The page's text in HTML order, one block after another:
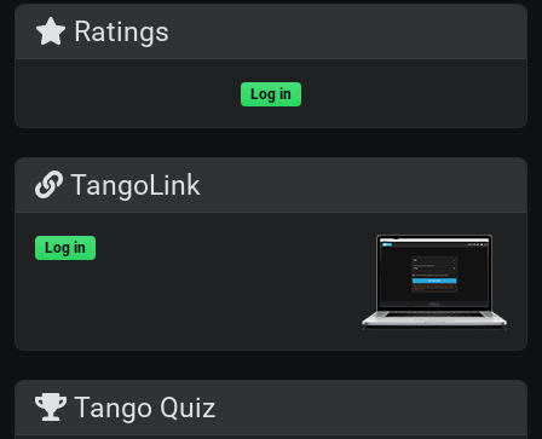
Ratings
Log in
TangoLink
Log in
Tango Quiz